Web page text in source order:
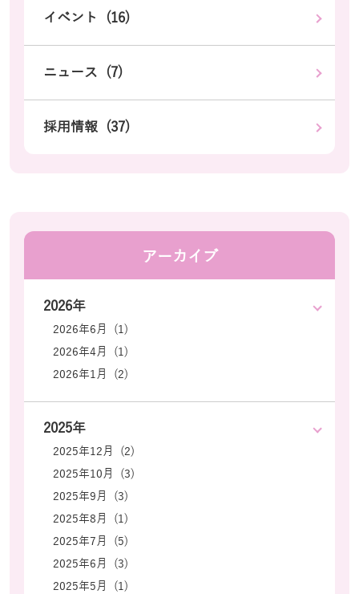
イベント (16)
ニュース (7)
採用情報 (37)
アーカイブ
2026年
2026年6月 (1)
2026年4月 (1)
2026年1月 (2)
2025年
2025年12月 (2)
2025年10月 (3)
2025年9月 (3)
2025年8月 (1)
2025年7月 (5)
2025年6月 (3)
2025年5月 (1)